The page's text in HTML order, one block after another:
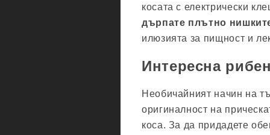
косата с електрически
дърпате плътно
илюзията за пищност и
Интересна
Необичайният начин на
оригиналност на
коса. За да придадете